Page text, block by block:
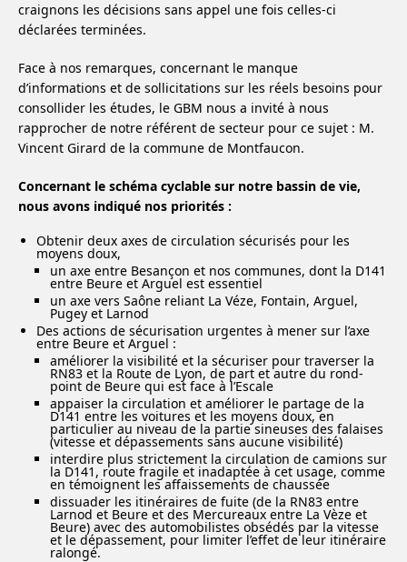
craignons les décisions sans appel une fois celles-ci
déclarées terminées.
Face à nos remarques, concernant le manque
d’informations et de sollicitations sur les réels besoins pour
consollider les études, le GBM nous a invité à nous
rapprocher de notre référent de secteur pour ce sujet : M.
Vincent Girard de la commune de Montfaucon.
Concernant le schéma cyclable sur notre bassin de vie,
nous avons indiqué nos priorités :
Obtenir deux axes de circulation sécurisés pour les
moyens doux,
un axe entre Besançon et nos communes, dont la D141
entre Beure et Arguel est essentiel
un axe vers Saône reliant La Véze, Fontain, Arguel,
Pugey et Larnod
Des actions de sécurisation urgentes à mener sur l’axe
entre Beure et Arguel :
améliorer la visibilité et la sécuriser pour traverser la
RN83 et la Route de Lyon, de part et autre du rond-
point de Beure qui est face à l’Escale
appaiser la circulation et améliorer le partage de la
D141 entre les voitures et les moyens doux, en
particulier au niveau de la partie sineuses des falaises
(vitesse et dépassements sans aucune visibilité)
interdire plus strictement la circulation de camions sur
la D141, route fragile et inadaptée à cet usage, comme
en témoignent les affaissements de chaussée
dissuader les itinéraires de fuite (de la RN83 entre
Larnod et Beure et des Mercureaux entre La Vèze et
Beure) avec des automobilistes obsédés par la vitesse
et le dépassement, pour limiter l’effet de leur itinéraire
ralongé.